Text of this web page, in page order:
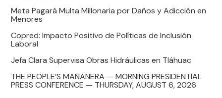
Meta Pagará Multa Millonaria por Daños y Adicción en
Menores
Copred: Impacto Positivo de Políticas de Inclusión
Laboral
Jefa Clara Supervisa Obras Hidráulicas en Tláhuac
THE PEOPLE’S MAÑANERA — MORNING PRESIDENTIAL
PRESS CONFERENCE — THURSDAY, AUGUST 6, 2026